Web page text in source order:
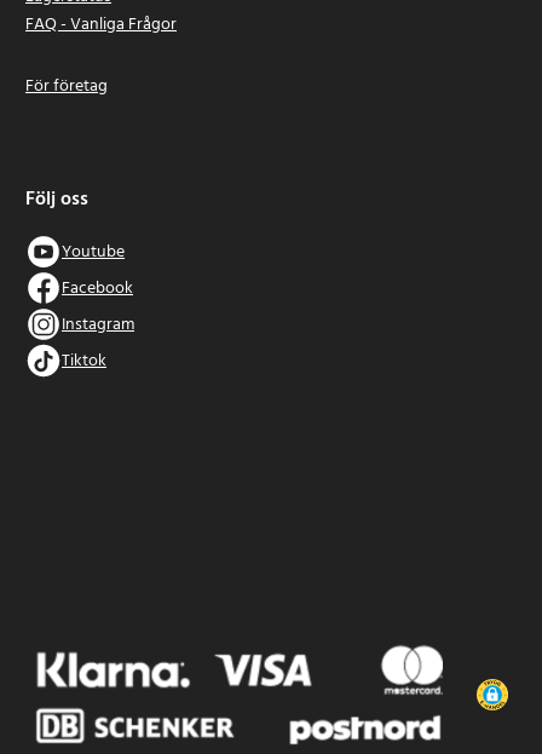
FAQ - Vanliga Frågor
För företag
Följ oss
Youtube
Facebook
Instagram
Tiktok